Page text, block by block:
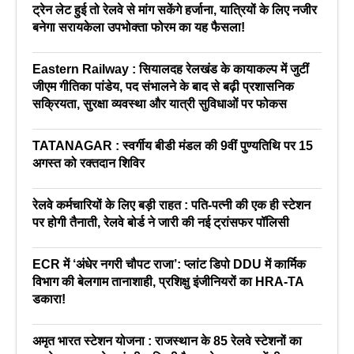
ट्रेन लेट हुई तो रेलवे से मांग सकेंगे हर्जाना, यात्रियों के लिए नजीर
बनेगा सरायकेला उपभोक्ता फोरम का यह फैसला!
Eastern Railway : सियालदह रेलखंड के कायाकल्प में जुटीं
जीएम गीतिका पांडेय, पद संभालने के बाद से बढ़ी प्रशासनिक
सक्रियता, सुरक्षा व्यवस्था और यात्री सुविधाओं पर फोकस
TATANAGAR : स्वर्गीय बीडी मंडल की 9वीं पुण्यतिथि पर 15
अगस्त को रक्तदान शिविर
रेलवे कर्मचारियों के लिए बड़ी राहत : पति-पत्नी की एक ही स्टेशन
पर होगी तैनाती, रेलवे बोर्ड ने जारी की नई ट्रांसफर पॉलिसी
ECR में ‘अंधेर नगरी चौपट राजा’: प्लांट डिपो DDU में कार्मिक
विभाग की बेलगाम तानाशाही, प्रशिक्षु इंजीनियरों का HRA-TA
डकारा!
अमृत भारत स्टेशन योजना : राजस्थान के 85 रेलवे स्टेशनों का